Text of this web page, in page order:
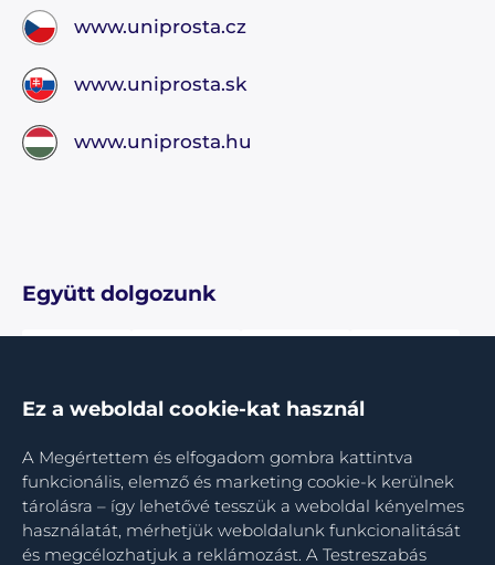
Ez a weboldal cookie-kat használ
A Megértettem és elfogadom gombra kattintva
funkcionális, elemző és marketing cookie-k kerülnek
tárolásra – így lehetővé tesszük a weboldal kényelmes
használatát, mérhetjük weboldalunk funkcionalitását
és megcélozhatjuk a reklámozást. A Testreszabás
www.uniprosta.cz
www.uniprosta.sk
www.uniprosta.hu
Együtt dolgozunk